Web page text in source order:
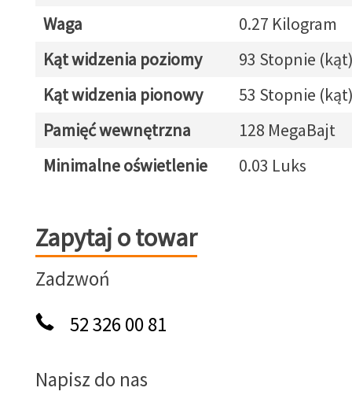
Waga
0.27 Kilogram
Kąt widzenia poziomy
93 Stopnie
Kąt widzenia pionowy
53 Stopnie
Pamięć wewnętrzna
128 MegaBajt
Minimalne oświetlenie
0.03 Luks
Zapytaj o towar
Zapytaj o towar
Zadzwoń
52 326 00 81
Napisz do nas